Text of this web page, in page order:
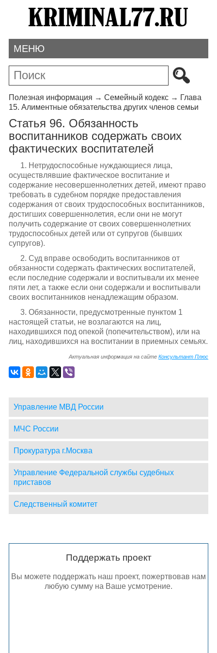
МЕНЮ
Полезная информация → Семейный кодекс→ Глава
15. Алиментные обязательства других членов семьи
Статья 96. Обязанность
воспитанников содержать своих
фактических воспитателей
1. Нетрудоспособные нуждающиеся лица,
осуществлявшие фактическое воспитание и
содержание несовершеннолетних детей, имеют право
требовать в судебном порядке предоставления
содержания от своих трудоспособных воспитанников,
достигших совершеннолетия, если они не могут
получить содержание от своих совершеннолетних
трудоспособных детей или от супругов (бывших
супругов).
2. Суд вправе освободить воспитанников от
обязанности содержать фактических воспитателей,
если последние содержали и воспитывали их менее
пяти лет, а также если они содержали и воспитывали
своих воспитанников ненадлежащим образом.
3. Обязанности, предусмотренные пунктом 1
настоящей статьи, не возлагаются на лиц,
находившихся под опекой (попечительством), или на
лиц, находившихся на воспитании в приемных семьях.
Актуальная информация на сайтеКонсультант Плюс
Управление МВД России
МЧС России
Прокуратура г.Москва
Управление Федеральной службы судебных
приставов
Следственный комитет
Поддержать проект
Вы можете поддержать наш проект, пожертвовав нам
любую сумму на Ваше усмотрение.